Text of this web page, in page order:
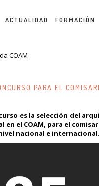
ACTUALIDAD FORMACIÓN
COAM
PARA EL
es la selección del
en el COAM, para el
nacional e